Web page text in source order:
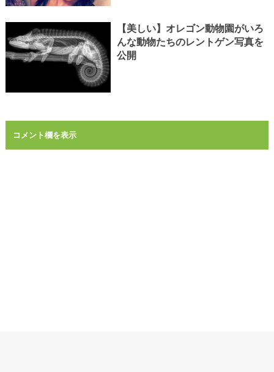
【美しい】オレゴン動物園がいろ
んな動物たちのレントゲン写真を
公開
コメント欄を表示